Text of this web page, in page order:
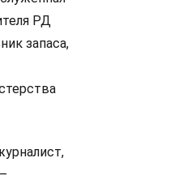
РД
запаса,